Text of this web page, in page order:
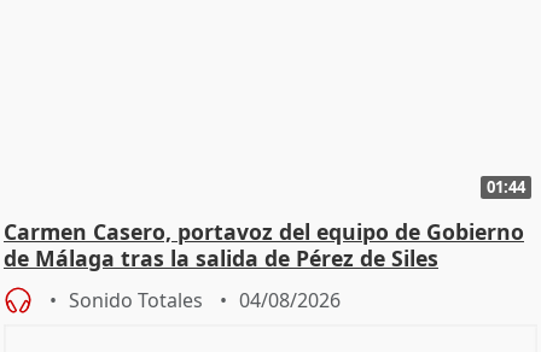
01:44
Carmen Casero, portavoz del equipo de Gobierno
de Málaga tras la salida de Pérez de Siles
Sonido Totales 04/08/2026